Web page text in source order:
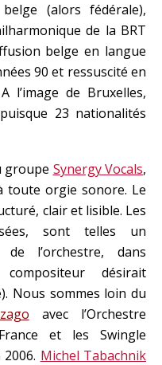
(alors fédérale),
de la BRT
belge en langue
90 et ressuscité en
l’image de Bruxelles,
23 nationalités
groupe Synergy Vocals,
toute orgie sonore. Le
clair et lisible. Les
sont telles un
de l’orchestre, dans
désirait
Nous sommes loin du
avec l’Orchestre
et les Swingle
Michel Tabachnik